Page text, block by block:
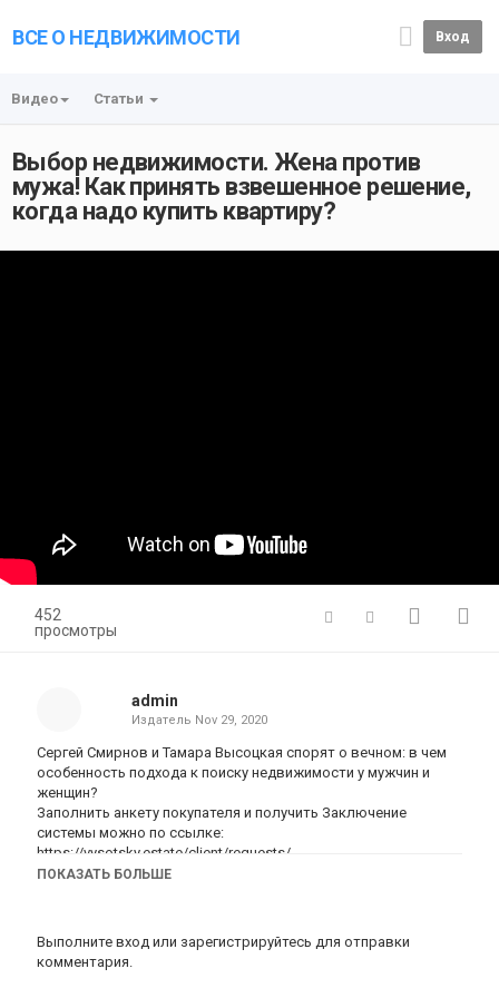
ВСЕ О НЕДВИЖИМОСТИ Вход
Видео Статьи
Выбор недвижимости. Жена против
мужа! Как принять взвешенное решение,
когда надо купить квартиру?
452
просмотры
admin
Издатель Nov 29, 2020
Сергей Смирнов и Тамара Высоцкая спорят о вечном: в чем
особенность подхода к поиску недвижимости у мужчин и
женщин?
Заполнить анкету покупателя и получить Заключение
системы можно по ссылке:
https://vysotsky.estate/client/requests/
Получить финансовый план по открытию офиса Vysotsky
00:00 О чем пойдет речь?
01:00 Как женщина и мужчина смотрят объект
недвижимости?
ПОКАЗАТЬ БОЛЬШЕ
Выполните вход или зарегистрируйтесь для отправки
комментария.